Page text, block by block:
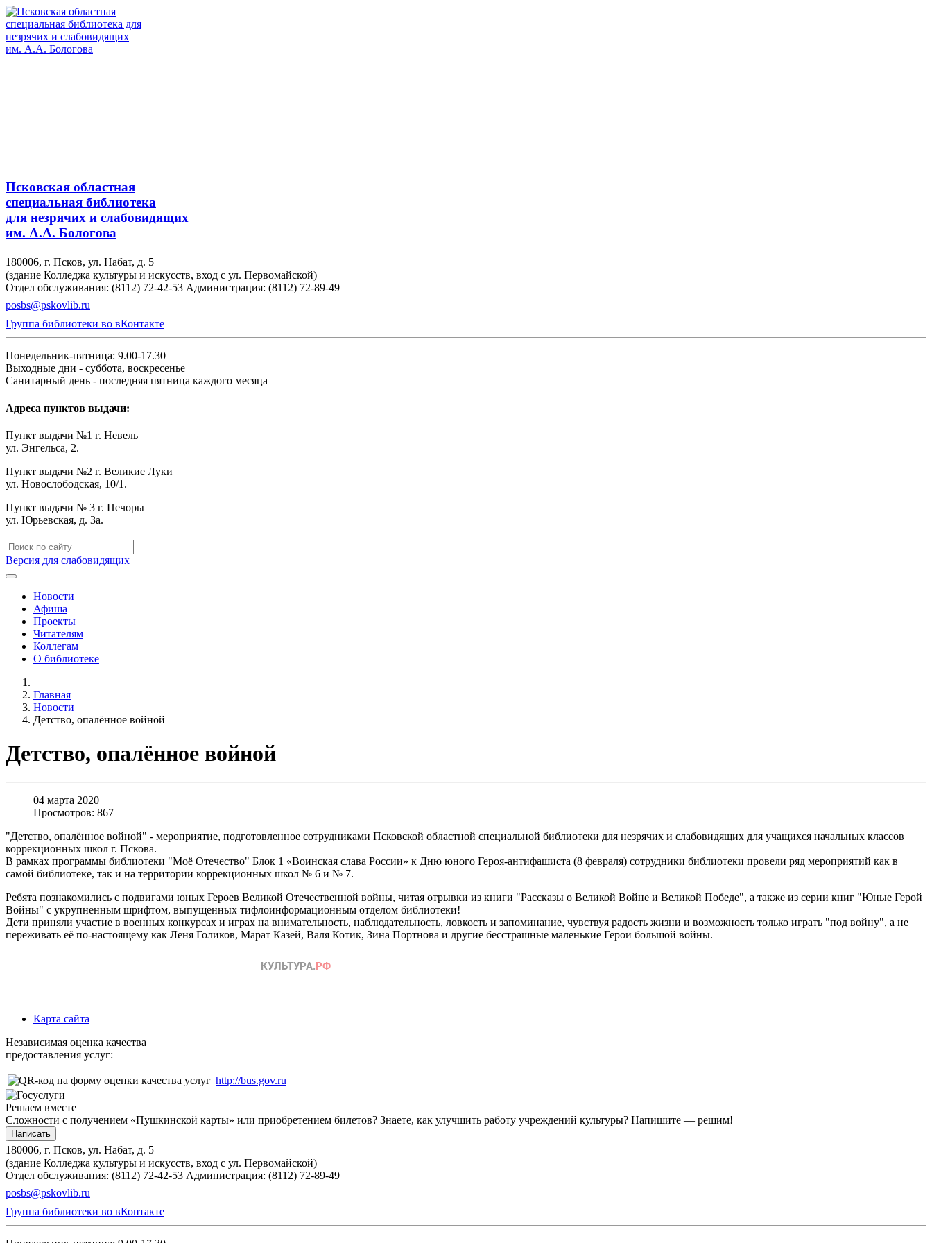
Псковская областная
специальная библиотека
для незрячих и слабовидящих
им. А.А. Бологова
180006, г. Псков, ул. Набат, д. 5
(здание Колледжа культуры и искусств, вход с ул. Первомайской)
Отдел обслуживания: (8112) 72-42-53 Администрация: (8112) 72-89-49
posbs@pskovlib.ru
Группа библиотеки во вКонтакте
Понедельник-пятница: 9.00-17.30
Выходные дни - суббота, воскресенье
Санитарный день - последняя пятница каждого месяца
Адреса пунктов выдачи:
Пункт выдачи №1 г. Невель
ул. Энгельса, 2.
Пункт выдачи №2 г. Великие Луки
ул. Новослободская, 10/1.
Пункт выдачи № 3 г. Печоры
ул. Юрьевская, д. 3а.
Версия для слабовидящих
Новости
Афиша
Проекты
Читателям
Коллегам
О библиотеке
Главная
Новости
Детство, опалённое войной
Детство, опалённое войной
04 марта 2020
Просмотров: 867
"Детство, опалённое войной" - мероприятие, подготовленное сотрудниками Псковской областной специальной библиотеки для незрячих и слабовидящих для учащихся начальных классов
коррекционных школ г. Пскова.
В рамках программы библиотеки "Моё Отечество" Блок 1 «Воинская слава России» к Дню юного Героя-антифашиста (8 февраля) сотрудники библиотеки провели ряд мероприятий как в
самой библиотеке, так и на территории коррекционных школ № 6 и № 7.
Ребята познакомились с подвигами юных Героев Великой Отечественной войны, читая отрывки из книги "Рассказы о Великой Войне и Великой Победе", а также из серии книг "Юные Герой
Войны" с укрупненным шрифтом, выпущенных тифлоинформационным отделом библиотеки!
Дети приняли участие в военных конкурсах и играх на внимательность, наблюдательность, ловкость и запоминание, чувствуя радость жизни и возможность только играть "под войну", а не
переживать её по-настоящему как Леня Голиков, Марат Казей, Валя Котик, Зина Портнова и другие бесстрашные маленькие Герои большой войны.
Карта сайта
Независимая оценка качества
предоставления услуг:
http://bus.gov.ru
Решаем вместе
Сложности с получением «Пушкинской карты» или приобретением билетов? Знаете, как улучшить работу учреждений культуры? Напишите — решим!
Написать
180006, г. Псков, ул. Набат, д. 5
(здание Колледжа культуры и искусств, вход с ул. Первомайской)
Отдел обслуживания: (8112) 72-42-53 Администрация: (8112) 72-89-49
posbs@pskovlib.ru
Группа библиотеки во вКонтакте